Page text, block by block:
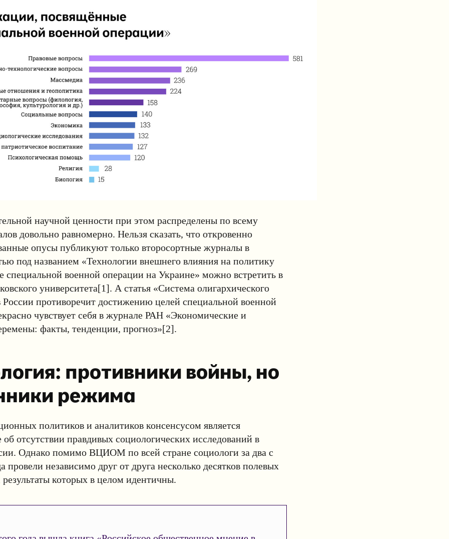
научной ценности при этом распределены по всему
довольно равномерно. Нельзя сказать, что откровенно
опусы публикуют только второсортные журналы в
под названием «Технологии внешнего влияния на политику
специальной военной операции на Украине» можно встретить в
университета[1]. А статья «Система олигархического
России противоречит достижению целей специальной военной
чувствует себя в журнале РАН «Экономические и
факты, тенденции, прогноз»[2].
противники войны, но
режима
политиков и аналитиков консенсусом является
об отсутствии правдивых социологических исследований в
Однако помимо ВЦИОМ по всей стране социологи за два с
провели независимо друг от друга несколько десятков полевых
результаты которых в целом идентичны.